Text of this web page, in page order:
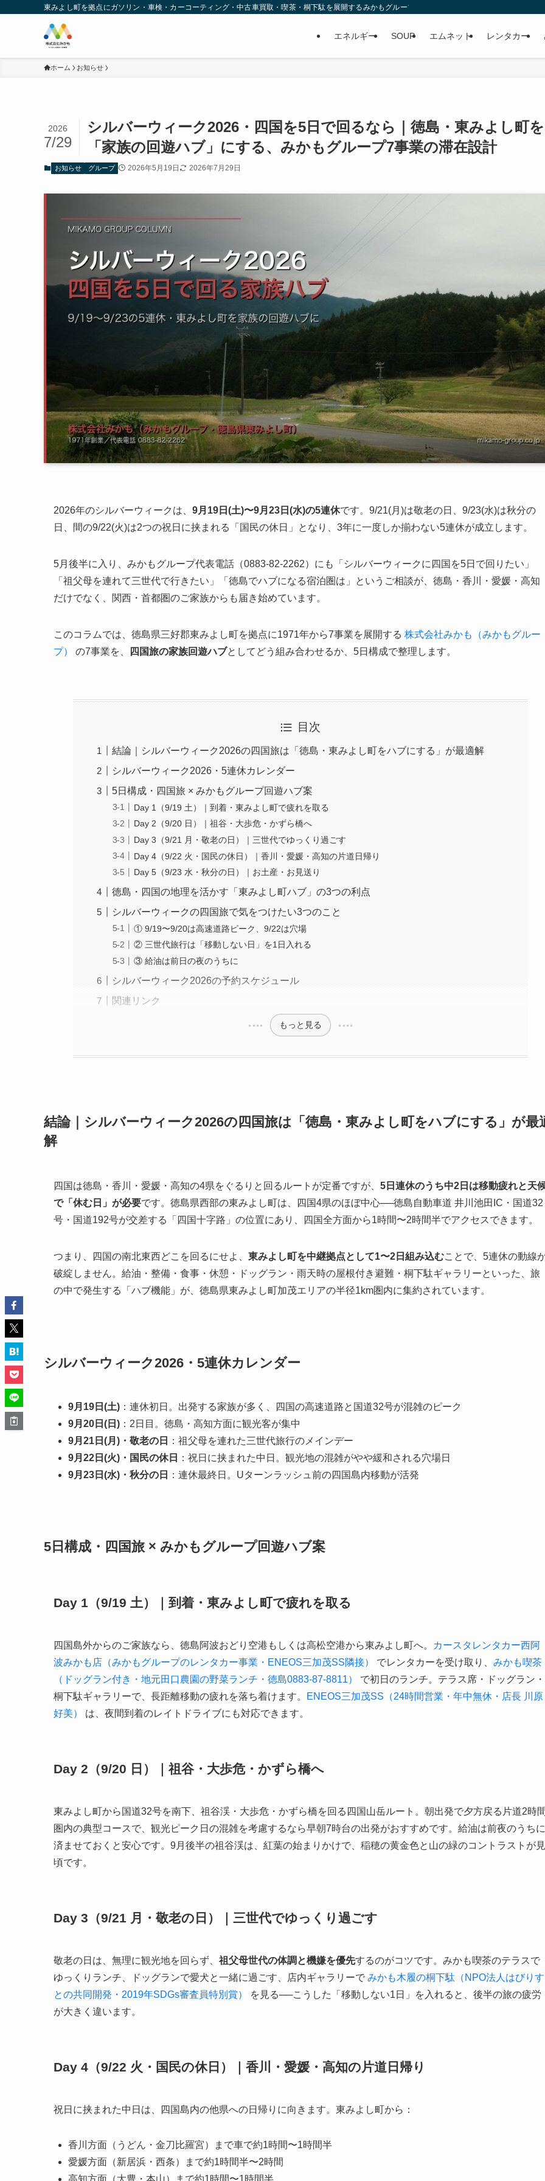
東みよし町を拠点にガソリン・車検・カーコーティング・中古車買取・喫茶・桐下駄を展開するみかもグループ
エネルギー SOUP エムネット レンタカー
ホーム お知らせ
シルバーウィーク2026・四国を5日で回るなら｜徳島・東みよし町を
「家族の回遊ハブ」にする、みかもグループ7事業の滞在設計
2026
7/29
お知らせ グループ 2026年5月19日 2026年7月29日
2026年のシルバーウィークは、 9月19日(土)〜9月23日(水)の5連休です。9/21(月)は敬老の日、9/23(水)は秋分の
日、間の9/22(火)は2つの祝日に挟まれる「国民の休日」となり、3年に一度しか揃わない5連休が成立します。
5月後半に入り、みかもグループ代表電話（0883-82-2262）にも「シルバーウィークに四国を5日で回りたい」
「祖父母を連れて三世代で行きたい」「徳島でハブになる宿泊圏は」というご相談が、徳島・香川・愛媛・高知
だけでなく、関西・首都圏のご家族からも届き始めています。
このコラムでは、徳島県三好郡東みよし町を拠点に1971年から7事業を展開する 株式会社みかも（みかもグルー
プ）
の7事業を、 四国旅の家族回遊ハブとしてどう組み合わせるか、5日構成で整理します。
目次
結論｜シルバーウィーク2026の四国旅は「徳島・東みよし町をハブにする」が最適解
シルバーウィーク2026・5連休カレンダー
5日構成・四国旅 × みかもグループ回遊ハブ案
Day 1（9/19 土）｜到着・東みよし町で疲れを取る
Day 2（9/20 日）｜祖谷・大歩危・かずら橋へ
Day 3（9/21 月・敬老の日）｜三世代でゆっくり過ごす
Day 4（9/22 火・国民の休日）｜香川・愛媛・高知の片道日帰り
Day 5（9/23 水・秋分の日）｜お土産・お見送り
徳島・四国の地理を活かす「東みよし町ハブ」の3つの利点
シルバーウィークの四国旅で気をつけたい3つのこと
① 9/19〜9/20は高速道路ピーク、9/22は穴場
② 三世代旅行は「移動しない日」を1日入れる
③ 給油は前日の夜のうちに
シルバーウィーク2026の予約スケジュール
関連リンク
もっと見る
結論｜シルバーウィーク2026の四国旅は「徳島・東みよし町をハブにする」が最
解
四国は徳島・香川・愛媛・高知の4県をぐるりと回るルートが定番ですが、 5日連休のうち中2日は移動疲れと天
で「休む日」が必要です。徳島県西部の東みよし町は、四国4県のほぼ中心──徳島自動車道 井川池田IC・国道32
号・国道192号が交差する「四国十字路」の位置にあり、四国全方面から1時間〜2時間半でアクセスできます。
つまり、四国の南北東西どこを回るにせよ、 東みよし町を中継拠点として1〜2日組み込むことで、5連休の動線
破綻しません。給油・整備・食事・休憩・ドッグラン・雨天時の屋根付き避難・桐下駄ギャラリーといった、旅
の中で発生する「ハブ機能」が、徳島県東みよし町加茂エリアの半径1km圏内に集約されています。
シルバーウィーク2026・5連休カレンダー
9月19日(土) ：連休初日。出発する家族が多く、四国の高速道路と国道32号が混雑のピーク
9月20日(日) ：2日目。徳島・高知方面に観光客が集中
9月21日(月)・敬老の日
：祖父母を連れた三世代旅行のメインデー
9月22日(火)・国民の休日
：祝日に挟まれた中日。観光地の混雑がやや緩和される穴場日
9月23日(水)・秋分の日
：連休最終日。Uターンラッシュ前の四国島内移動が活発
5日構成・四国旅 × みかもグループ回遊ハブ案
Day 1（9/19 土）｜到着・東みよし町で疲れを取る
四国島外からのご家族なら、徳島阿波おどり空港もしくは高松空港から東みよし町へ。
カースタレンタカー西阿
波みかも店（みかもグループのレンタカー事業・ENEOS三加茂SS隣接）
でレンタカーを受け取り、 みかも喫茶
（ドッグラン付き・地元田口農園の野菜ランチ・徳島0883-87-8811）
で初日のランチ。テラス席・ドッグラン・
桐下駄ギャラリーで、長距離移動の疲れを落ち着けます。
ENEOS三加茂SS（24時間営業・年中無休・店長 川原
好美）
は、夜間到着のレイトドライブにも対応できます。
Day 2（9/20 日）｜祖谷・大歩危・かずら橋へ
東みよし町から国道32号を南下、祖谷渓・大歩危・かずら橋を回る四国山岳ルート。朝出発で夕方戻る片道2時間
圏内の典型コースで、観光ピーク日の混雑を考慮するなら早朝7時台の出発がおすすめです。給油は前夜のうちに
済ませておくと安心です。9月後半の祖谷渓は、紅葉の始まりかけで、稲穂の黄金色と山の緑のコントラストが見
頃です。
Day 3（9/21 月・敬老の日）｜三世代でゆっくり過ごす
敬老の日は、無理に観光地を回らず、 祖父母世代の体調と機嫌を優先するのがコツです。みかも喫茶のテラスで
ゆっくりランチ、ドッグランで愛犬と一緒に過ごす、店内ギャラリーで みかも木履の桐下駄（NPO法人はびりす
との共同開発・2019年SDGs審査員特別賞）
を見る──こうした「移動しない1日」を入れると、後半の旅の疲労
が大きく違います。
Day 4（9/22 火・国民の休日）｜香川・愛媛・高知の片道日帰り
祝日に挟まれた中日は、四国島内の他県への日帰りに向きます。東みよし町から：
香川方面（うどん・金刀比羅宮）まで車で約1時間〜1時間半
愛媛方面（新居浜・西条）まで約1時間半〜2時間
高知方面（大豊・本山）まで約1時間〜1時間半